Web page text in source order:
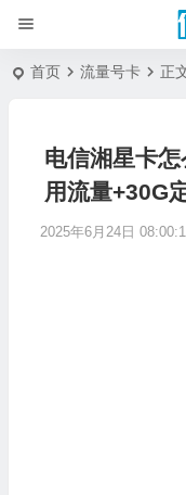
首页 流量号卡 正
电信湘星卡
用流量+30G
2025年6月24日